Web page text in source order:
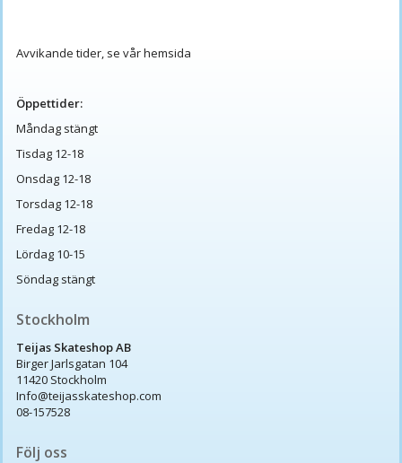
Avvikande tider, se vår hemsida
Öppettider:
Måndag stängt
Tisdag 12-18
Onsdag 12-18
Torsdag 12-18
Fredag 12-18
Lördag 10-15
Söndag stängt
Stockholm
Teijas Skateshop AB
Birger Jarlsgatan 104
11420 Stockholm
Info@teijasskateshop.com
08-157528
Följ oss